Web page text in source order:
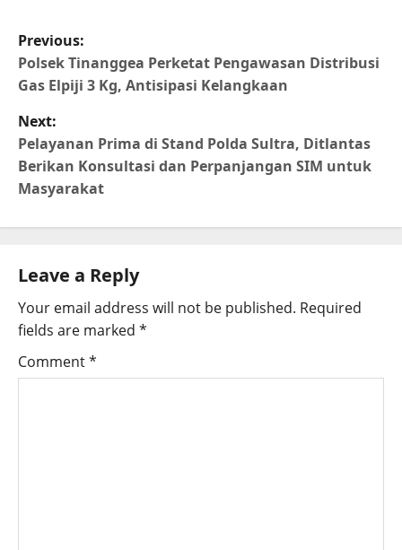
Previous:
Polsek Tinanggea Perketat Pengawasan Distribusi
Gas Elpiji 3 Kg, Antisipasi Kelangkaan
Next:
Pelayanan Prima di Stand Polda Sultra, Ditlantas
Berikan Konsultasi dan Perpanjangan SIM untuk
Masyarakat
Leave a Reply
Your email address will not be published. Required
fields are marked *
Comment*